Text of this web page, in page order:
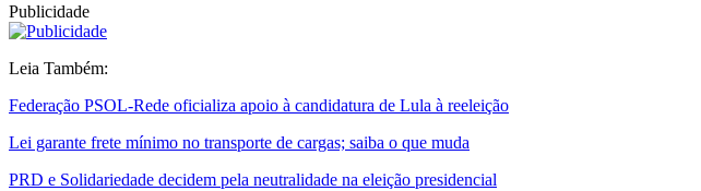
Publicidade
Leia Também:
Federação PSOL-Rede oficializa apoio à candidatura de Lula à reeleição
Lei garante frete mínimo no transporte de cargas; saiba o que muda
PRD e Solidariedade decidem pela neutralidade na eleição presidencial